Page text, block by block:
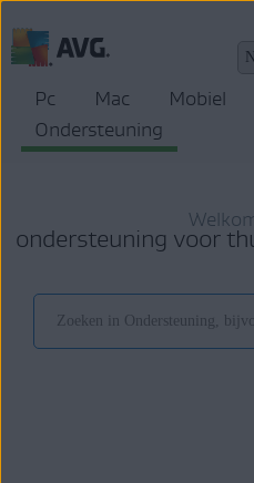
Pc Mac Mobiel
Ondersteuning
ondersteuning voor